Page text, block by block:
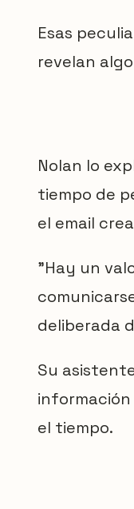
Esas
revelan
Nolan lo
tiempo de
el email
"Hay un
deliberada
Su
el tiempo.